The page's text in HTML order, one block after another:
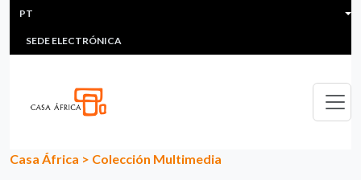
Passar para o conteúdo principal
HEADER MENU
MULTIMEDIA
SEDE ELECTRÓNICA
PT
Casa África > Colección Multimedia